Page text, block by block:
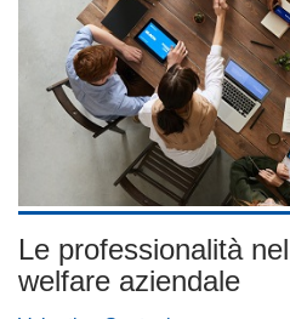
Le professionalità
welfare aziendale